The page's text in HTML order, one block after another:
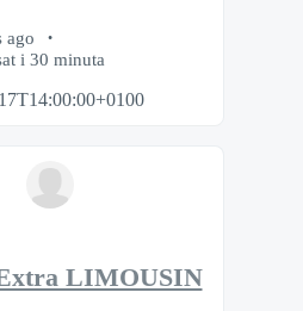
ago
i 30 minuta
LIMOUSIN